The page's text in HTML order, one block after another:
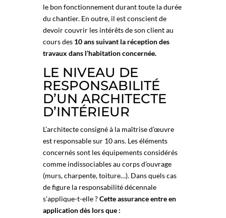
le bon fonctionnement durant toute la durée
du chantier. En outre, il est conscient de
devoir couvrir les intérêts de son client au
cours des 10 ans suivant la réception des
travaux dans l’habitation concernée.
LE NIVEAU DE
RESPONSABILITÉ
D’UN ARCHITECTE
D’INTÉRIEUR
L’architecte consigné à la maîtrise d’œuvre
est responsable sur 10 ans. Les éléments
concernés sont les équipements considérés
comme indissociables au corps d’ouvrage
(murs, charpente, toiture…). Dans quels cas
de figure la responsabilité décennale
s’applique-t-elle ?Cette assurance entre en
application dès lors que :